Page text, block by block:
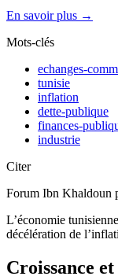
En savoir plus →
Mots-clés
echanges-
tunisie
inflation
dette-publique
finances-
industrie
Citer
Forum Ibn Khaldoun
L’économie
décélération de
Croissance